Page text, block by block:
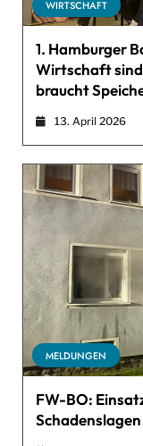
WIRTSCHAFT
1. Hamburger
Wirtschaft sind
braucht
13. April 2026
MELDUNGEN
FW-BO: